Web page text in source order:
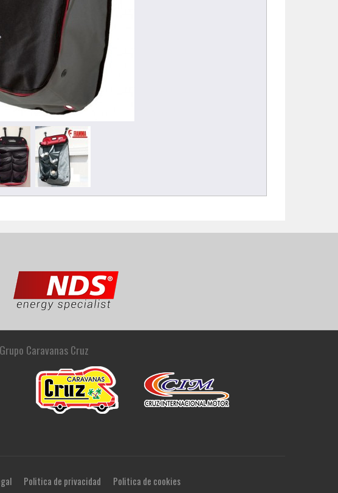
Grupo Caravanas Cruz
Politica de privacidad Politica de cookies